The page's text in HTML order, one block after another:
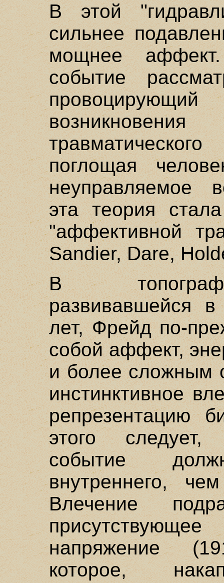
В этой
сильнее
мощнее
событие
поглощая
неуправляемое
эта теория
"аффективной
Sandier, Dare,
В
развивавшейся
лет, Фрейд по-
собой аффект,
и более сложным
инстинктивное
репрезентацию
этого
событие
внутреннего,
Влечение
напряжение
которое,